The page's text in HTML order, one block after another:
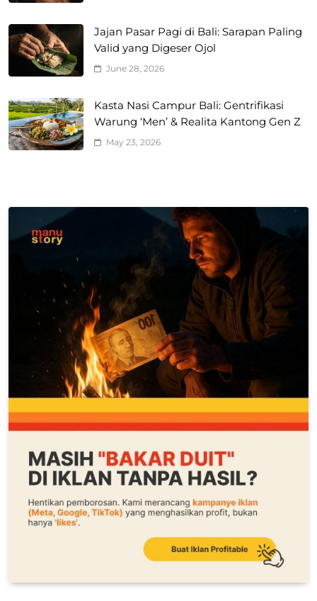
Jajan Pasar Pagi di Bali: Sarapan Paling
Valid yang Digeser Ojol
June 28, 2026
Kasta Nasi Campur Bali: Gentrifikasi
Warung ‘Men’ & Realita Kantong Gen Z
May 23, 2026